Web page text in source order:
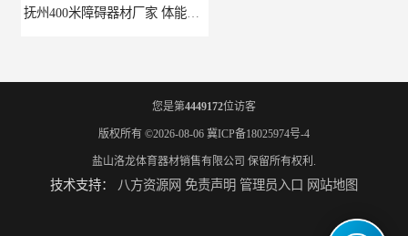
抚州400米障碍器材厂家 体能训练器材
您是第4449172位访客
版权所有 ©2026-08-06 冀ICP备18025974号-4
盐山洛龙体育器材销售有限公司 保留所有权利.
技术支持： 八方资源网 免责声明 管理员入口 网站地图